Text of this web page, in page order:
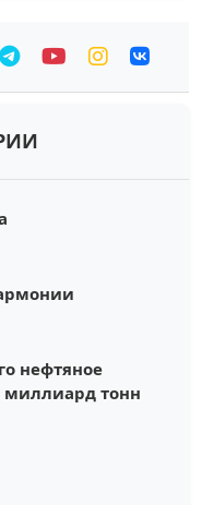
нефтяное
миллиард тонн